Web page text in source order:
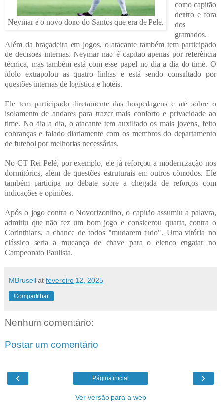
Neymar é o novo dono do Santos que era de Pele.
como capitão
dentro e fora
dos
gramados.
Além da braçadeira em jogos, o atacante também tem participado
de decisões internas. Neymar não é capitão apenas por referência
técnica, mas também está com esse papel no dia a dia do time. O
ídolo extrapolou as quatro linhas e está sendo consultado por
questões internas de logística e hotéis.
Ele tem participado diretamente das hospedagens e até sobre o
isolamento de andares para trazer mais conforto e privacidade ao
time. No dia a dia, o atacante tem auxiliado os mais jovens, feito
cobranças e falado diariamente com os membros do departamento
de futebol por melhorias necessárias.
No CT Rei Pelé, por exemplo, ele já reforçou a modernização nos
dormitórios, além de questões estruturais em outros cômodos. Ele
também participa no debate sobre a chegada de reforços com
indicações e opiniões.
Após o jogo contra o Novorizontino, o capitão assumiu a palavra,
admitiu que não fez um bom jogo e considerou quarta, contra o
Corinthians, a chance de todos "mudarem tudo". Uma vitória no
clássico seria a mudança de chave para o elenco engatar no
Campeonato Paulista.
MBrusell at fevereiro 12, 2025
Compartilhar
Nenhum comentário:
Postar um comentário
‹ ›
Página inicial
Ver versão para a web